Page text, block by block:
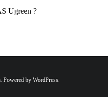
Ugreen ?
by WordPress.